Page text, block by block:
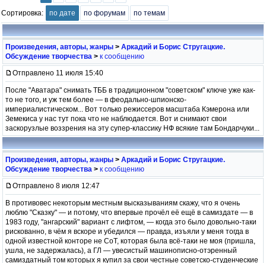
Сортировка: по дате по форумам по темам
Произведения, авторы, жанры > Аркадий и Борис Стругацкие.
Обсуждение творчества > к сообщению
Отправлено 11 июля 15:40
После "Аватара" снимать ТББ в традиционном "советском" ключе уже как-
то не того, и уж тем более — в феодально-шпионско-
империалистическом... Вот только режиссеров масштаба Кэмерона или
Земекиса у нас тут пока что не наблюдается. Вот и снимают свои
заскорузлые воззрения на эту супер-классику НФ всякие там Бондарчуки...
Произведения, авторы, жанры > Аркадий и Борис Стругацкие.
Обсуждение творчества > к сообщению
Отправлено 8 июля 12:47
В противовес некоторым местным высказываниям скажу, что я очень
люблю "Сказку" — и потому, что впервые прочёл её ещё в самиздате — в
1983 году, "ангарский" вариант с лифтом, — когда это было довольно-таки
рискованно, в чём я вскоре и убедился — правда, изъяли у меня тогда в
одной известной конторе не СоТ, которая была всё-таки не моя (пришла,
ушла, не задержалась), а ГЛ — увесистый машинописно-отэренный
самиздатный том которых я купил за свои честные советско-студенческие